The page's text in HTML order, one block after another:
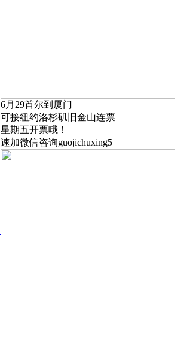
6月29首尔到厦门
可接纽约洛杉矶旧金山连票
星期五开票哦！
速加微信咨询guojichuxing5